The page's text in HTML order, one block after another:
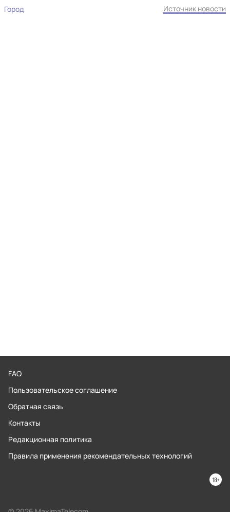
Город Источник новости
FAQ
Пользовательское соглашение
Обратная связь
Контакты
Редакционная политика
Правила применения рекомендательных технологий